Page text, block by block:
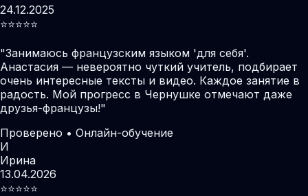
24.12.2025
⭐️⭐️⭐️⭐️⭐️
"Занимаюсь французским языком 'для себя'.
Анастасия — невероятно чуткий учитель, подбирает
очень интересные тексты и видео. Каждое занятие в
радость. Мой прогресс в Чернушке отмечают даже
друзья-французы!"
Проверено • Онлайн-обучение
И
Ирина
13.04.2026
⭐️⭐️⭐️⭐️⭐️